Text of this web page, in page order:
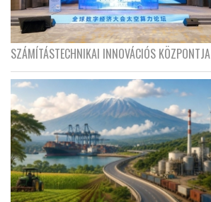
SZÁMÍTÁSTECHNIKAI INNOVÁCIÓS KÖZPONTJA